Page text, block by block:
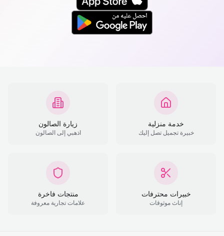
خدمة منزلية
خبيرة تجميل تصل إليك
زيارة الصالون
اذهبي إلى الصالون
خبيرات محترفات
إناث موثوقات
منتجات فاخرة
علامات تجارية معروفة